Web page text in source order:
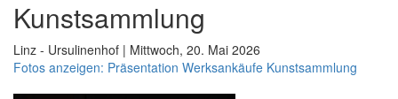
Kunstsammlung
Linz - Ursulinenhof | Mittwoch, 20. Mai 2026
Fotos anzeigen: Präsentation Werksankäufe Kunstsammlung